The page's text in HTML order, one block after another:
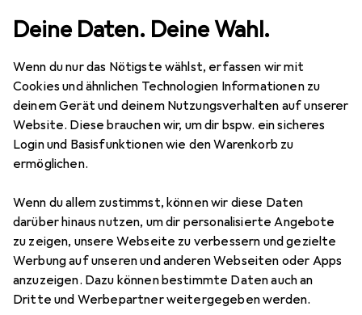
Deine Daten. Deine Wahl.
Wenn du nur das Nötigste wählst, erfassen wir mit
Cookies und ähnlichen Technologien Informationen zu
deinem Gerät und deinem Nutzungsverhalten auf unserer
Website. Diese brauchen wir, um dir bspw. ein sicheres
Login und Basisfunktionen wie den Warenkorb zu
ermöglichen.
Wenn du allem zustimmst, können wir diese Daten
darüber hinaus nutzen, um dir personalisierte Angebote
zu zeigen, unsere Webseite zu verbessern und gezielte
Werbung auf unseren und anderen Webseiten oder Apps
anzuzeigen. Dazu können bestimmte Daten auch an
Dritte und Werbepartner weitergegeben werden.
Durex Gefühlsecht Ultra Produktbewertungen
EUR
8,45 bei 2 Stück EUR
0,85/1Stk.
DurexGefühlsecht Ultra
Bewertung für Durex Gefühlsecht
Ultra